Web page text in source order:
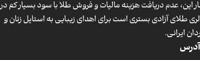
این، عدم دریافت هزینه مالیات و فروش طلا با سود بسیار کم در
طلای آزادی بستری است برای اهدای زیبایی به استایل زنان و
ایرانی.
آدرس